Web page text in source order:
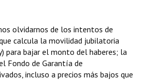
olvidarnos de los intentos de
calcula la movilidad jubilatoria
para bajar el monto del haberes; la
Fondo de Garantía de
incluso a precios más bajos que